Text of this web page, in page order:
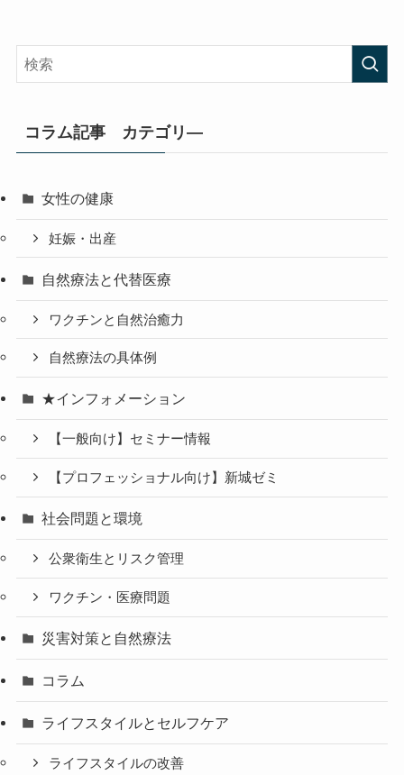
コラム記事 カテゴリ―
女性の健康
妊娠・出産
自然療法と代替医療
ワクチンと自然治癒力
自然療法の具体例
★インフォメーション
【一般向け】セミナー情報
【プロフェッショナル向け】新城ゼミ
社会問題と環境
公衆衛生とリスク管理
ワクチン・医療問題
災害対策と自然療法
コラム
ライフスタイルとセルフケア
ライフスタイルの改善